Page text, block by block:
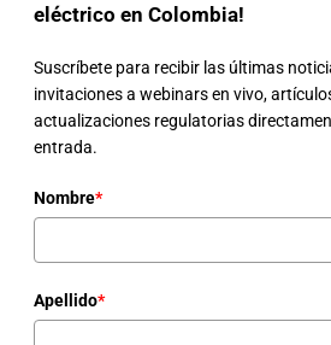
eléctrico en Colombia!
Suscríbete para recibir las últimas
invitaciones a webinars en vivo,
actualizaciones regulatorias
entrada.
Nombre*
Apellido*